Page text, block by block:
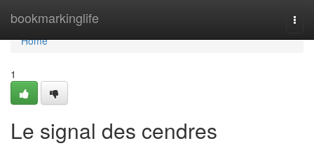
bookmarkinglife
Home
Home
1
Le signal des cendres